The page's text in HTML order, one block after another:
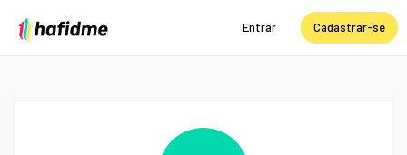
Entrar Cadastrar-se